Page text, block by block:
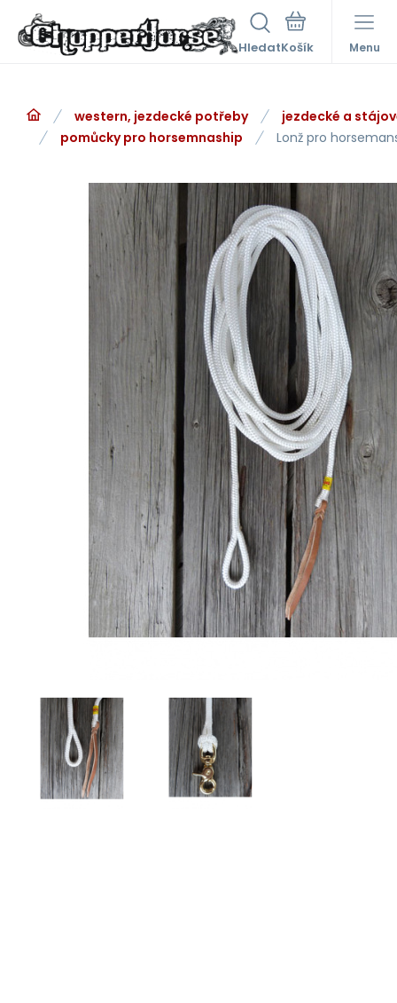
Hledat Menu
western, jezdecké potřeby
jezdecké a
pomůcky pro horsemnaship
Lonž pro